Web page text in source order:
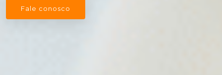
Fale conosco